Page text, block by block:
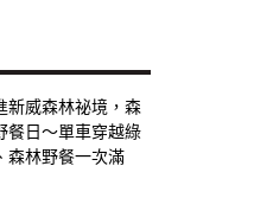
新威森林祕境，森
餐日～單車穿越綠
森林野餐一次滿